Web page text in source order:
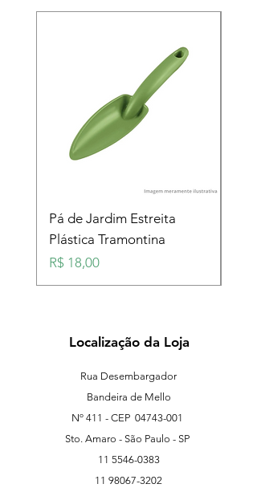
Pá de Jardim Estreita
Plástica Tramontina
Preço
R$ 18,00
Localização da Loja
Rua Desembargador
Bandeira de Mello
Nº 411 - CEP 04743-001
Sto. Amaro - São Paulo - SP
11 5546-0383
11 98067-3202